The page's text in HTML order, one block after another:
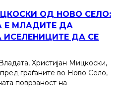
ОД НОВО СЕЛО:
Е МЛАДИТЕ ДА
ИСЕЛЕНИЦИТЕ ДА СЕ
Христијан Мицкоски,
граѓаните во Ново Село,
поврзаност на